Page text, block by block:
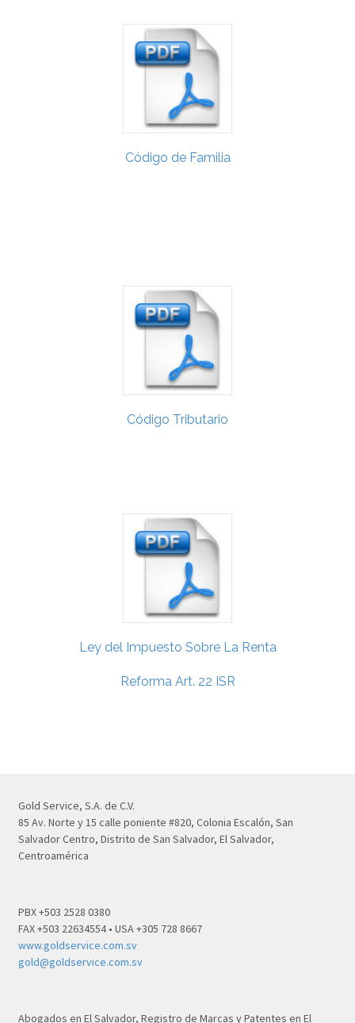
Código de Familia
Código Tributario
Ley del Impuesto Sobre La Renta
Reforma Art. 22 ISR
Gold Service, S.A. de C.V.
85 Av. Norte y 15 calle poniente #820, Colonia Escalón, San
Salvador Centro, Distrito de San Salvador, El Salvador,
Centroamérica
PBX +503 2528 0380
FAX +503 22634554 • USA +305 728 8667
www.goldservice.com.sv
gold@goldservice.com.sv
Abogados en El Salvador, Registro de Marcas y Patentes en El